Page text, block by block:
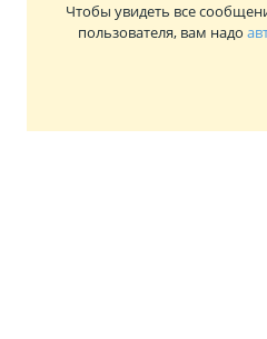
Чтобы увидеть все
пользователя, вам надо